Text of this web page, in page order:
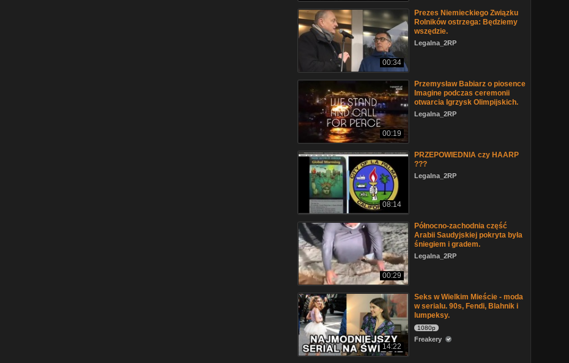
00:34
Prezes Niemieckiego Związku
Rolników ostrzega: Będziemy
wszędzie.
Legalna_2RP
00:19
Przemysław Babiarz o piosence
Imagine podczas ceremonii
otwarcia Igrzysk Olimpijskich.
Legalna_2RP
08:14
PRZEPOWIEDNIA czy HAARP
???
Legalna_2RP
00:29
Północno-zachodnia część
Arabii Saudyjskiej pokryta była
śniegiem i gradem.
Legalna_2RP
14:22
Seks w Wielkim Mieście - moda
w serialu. 90s, Fendi, Blahnik i
lumpeksy.
1080p
Freakery